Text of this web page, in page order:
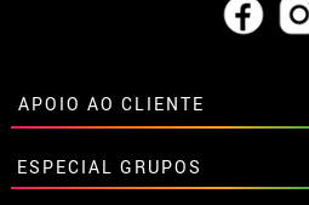
APOIO AO CLIENTE
• Sobre nós
• Condições de venda
ESPECIAL GRUPOS